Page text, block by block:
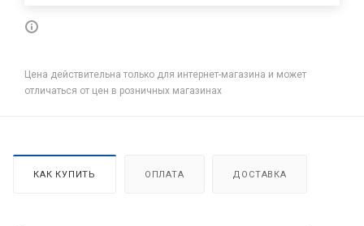
Цена действительна только для интернет-магазина и может
отличаться от цен в розничных магазинах
КАК КУПИТЬ ОПЛАТА ДОСТАВКА